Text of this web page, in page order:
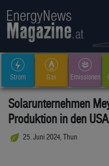
Strom Gas Emissionen
Solarunternehmen
Produktion in den USA
25. Juni 2024, Thun